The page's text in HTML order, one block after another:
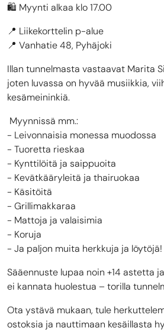
🛍️ Myynti alkaa klo 17.00
📍 Liikekorttelin p-alue
📍 Vanhatie 48, Pyhäjoki
Illan tunnelmasta vastaavat Marita
joten luvassa on hyvää musiikkia,
kesämeininkiä.
Myynnissä mm.:
- Leivonnaisia monessa muodossa
- Tuoretta rieskaa
- Kynttilöitä ja saippuoita
- Kevätkääryleitä ja thairuokaa
- Käsitöitä
- Grillimakkaraa
- Mattoja ja valaisimia
- Koruja
- Ja paljon muita herkkuja ja löytöjä!
Sääennuste lupaa noin +14 astetta
ei kannata huolestua – torilla
Ota ystävä mukaan, tule
ostoksia ja nauttimaan kesäillasta